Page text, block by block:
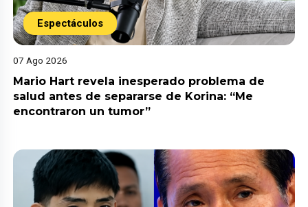
Espectáculos
07 Ago 2026
Mario Hart revela inesperado problema de
salud antes de separarse de Korina: “Me
encontraron un tumor”